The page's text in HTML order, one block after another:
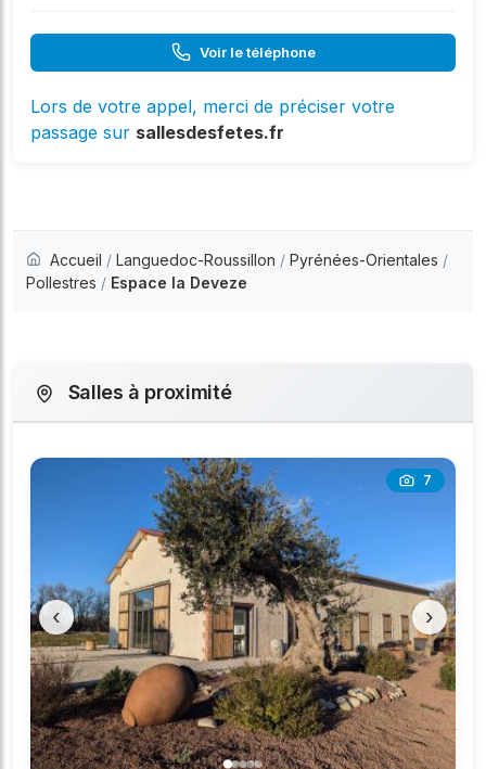
Voir le téléphone
Lors de votre appel, merci de préciser votre
passage sur sallesdesfetes.fr
Accueil / Languedoc-Roussillon / Pyrénées-Orientales /
Pollestres / Espace la Deveze
Salles à proximité
7
‹ ›